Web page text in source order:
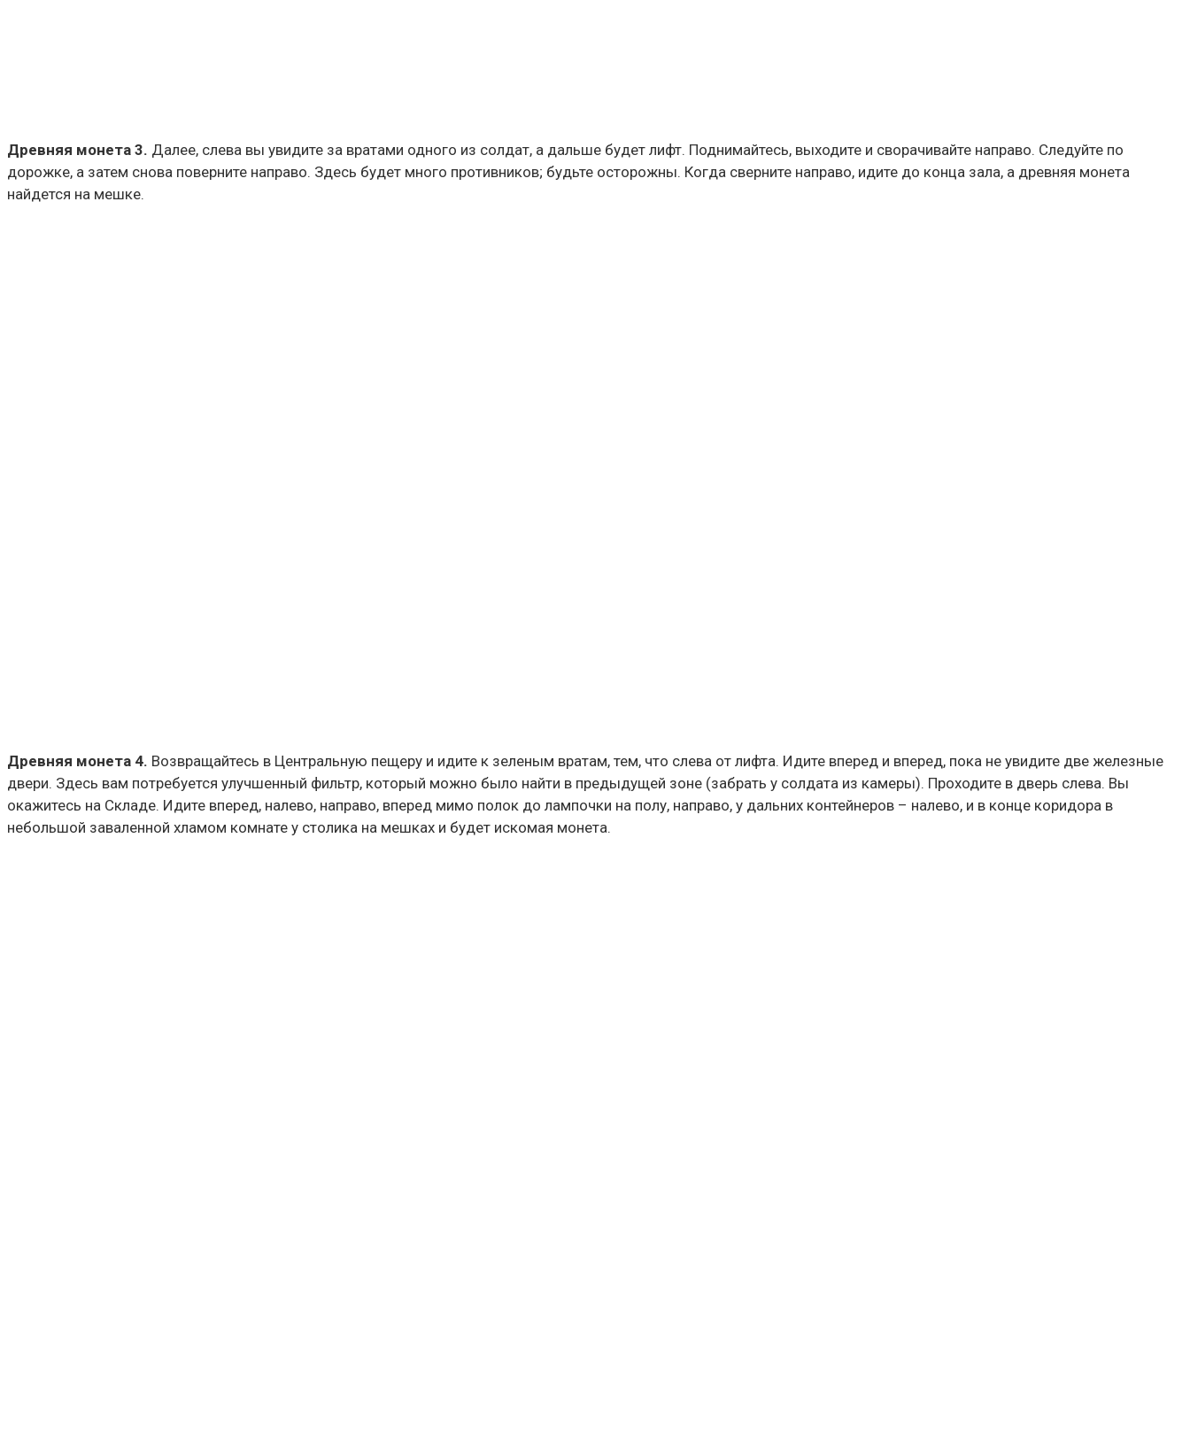
Древняя монета 3. Далее, слева вы увидите за вратами одного из солдат, а дальше будет лифт. Поднимайтесь, выходите и сворачивайте направо. Следуйте по
дорожке, а затем снова поверните направо. Здесь будет много противников; будьте осторожны. Когда сверните направо, идите до конца зала, а древняя монета
найдется на мешке.
Древняя монета 4. Возвращайтесь в Центральную пещеру и идите к зеленым вратам, тем, что слева от лифта. Идите вперед и вперед, пока не увидите две железные
двери. Здесь вам потребуется улучшенный фильтр, который можно было найти в предыдущей зоне (забрать у солдата из камеры). Проходите в дверь слева. Вы
окажитесь на Складе. Идите вперед, налево, направо, вперед мимо полок до лампочки на полу, направо, у дальних контейнеров – налево, и в конце коридора в
небольшой заваленной хламом комнате у столика на мешках и будет искомая монета.